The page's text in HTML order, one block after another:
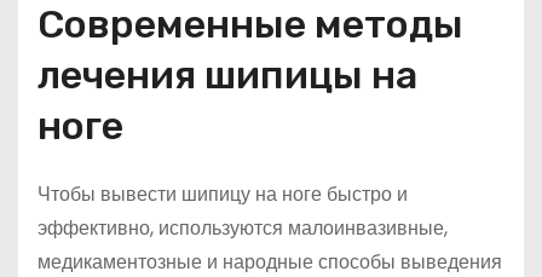
Современные методы
лечения шипицы на
ноге
Чтобы вывести шипицу на ноге быстро и
эффективно, используются малоинвазивные,
медикаментозные и народные способы выведения